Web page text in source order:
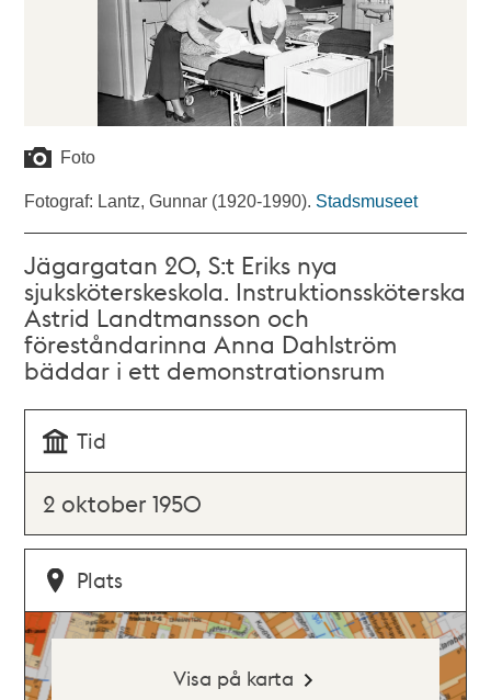
Foto
Fotograf: Lantz, Gunnar (1920-1990). Stadsmuseet
Jägargatan 20, S:t Eriks nya
sjuksköterskeskola. Instruktionssköterska
Astrid Landtmansson och
föreståndarinna Anna Dahlström
bäddar i ett demonstrationsrum
Tid
2 oktober 1950
Plats
Visa på karta